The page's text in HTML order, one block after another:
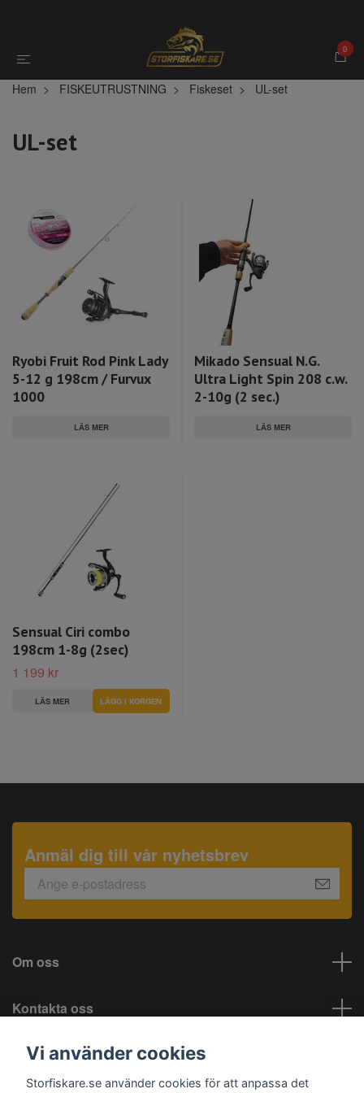
0
Hem FISKEUTRUSTNING Fiskeset UL-set
UL-set
Ryobi Fruit Rod Pink Lady
5-12 g 198cm / Furvux
1000
LÄS MER
Mikado Sensual N.G.
Ultra Light Spin 208 c.w.
2-10g (2 sec.)
LÄS MER
Sensual Ciri combo
198cm 1-8g (2sec)
1 199 kr
LÄS MER
Anmäl dig till vår nyhetsbrev
Om oss
Kontakta oss
Information
Vi använder cookies
Storfiskare.se använder cookies för att anpassa det